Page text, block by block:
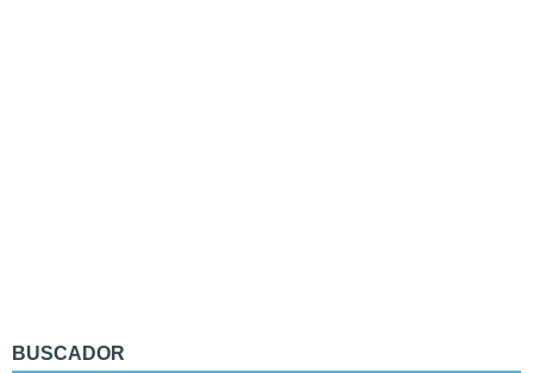
BUSCADOR